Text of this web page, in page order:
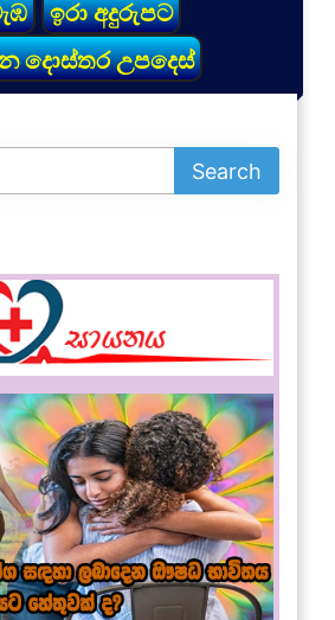
ඉරා අදුරුපට
දොස්තර උපදෙස්